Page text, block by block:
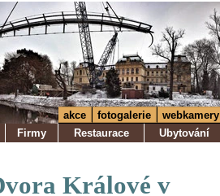
akce fotogalerie
webkamery
Firmy Restaurace Ubytování
Králové v